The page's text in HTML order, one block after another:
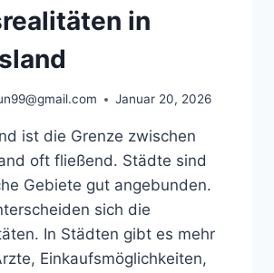
in
Januar 20, 2026
ist die Grenze zwischen
oft fließend. Städte sind
Gebiete gut angebunden.
sich die
In Städten gibt es mehr
Einkaufsmöglichkeiten,